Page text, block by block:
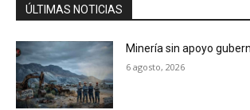
ÚLTIMAS NOTICIAS
Minería sin apoyo
6 agosto, 2026